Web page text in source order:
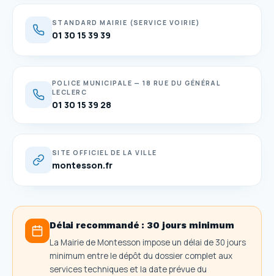
STANDARD MAIRIE (SERVICE VOIRIE)
01 30 15 39 39
POLICE MUNICIPALE — 18 RUE DU GÉNÉRAL
LECLERC
01 30 15 39 28
SITE OFFICIEL DE LA VILLE
montesson.fr
Délai recommandé :30 jours minimum
La Mairie de Montesson impose un délai de 30 jours
minimum entre le dépôt du dossier complet aux
services techniques et la date prévue du